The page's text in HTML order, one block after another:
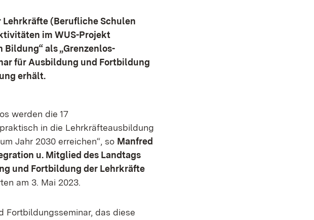
(Berufliche Schulen
im WUS-Projekt
Bildung“ als „Grenzenlos-
für Ausbildung und Fortbildung
erhält.
werden die 17
in die Lehrkräfteausbildung
Jahr 2030 erreichen“, so Manfred
u. Mitglied des Landtags
und Fortbildung der Lehrkräfte
am 3. Mai 2023.
Fortbildungsseminar, das diese